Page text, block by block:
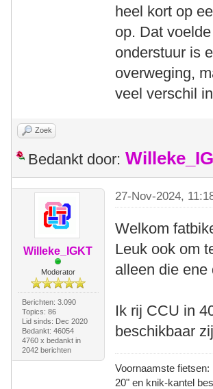
heel kort op
op. Dat
onderstuur is
overweging,
veel verschil
Zoek
Bedankt door:
Willeke_IGKT
Moderator
Berichten: 3.090
Topics: 86
Lid sinds: Dec 2020
Bedankt: 46054
4760 x bedankt in
2042 berichten
27-Nov-2024,
Welkom
Leuk ook om
alleen die
Ik rij CCU in
beschikbaar
Voornaamste
20" en knik-kantel